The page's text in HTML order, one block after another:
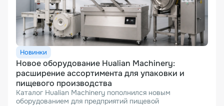
Новинки
Новое оборудование Hualian Machinery:
расширение ассортимента для упаковки и
пищевого производства
Каталог Hualian Machinery пополнился новым
оборудованием для предприятий пищевой